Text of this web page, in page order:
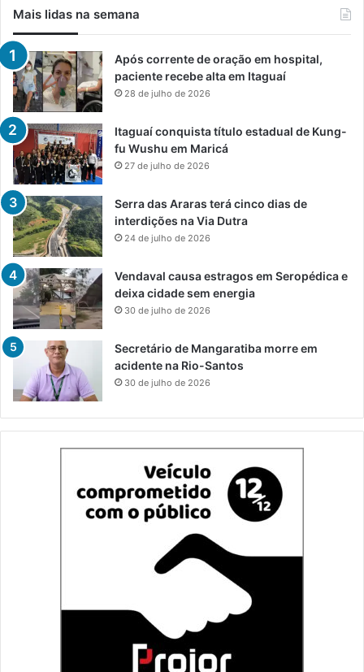
Mais lidas na semana
Após corrente de oração em hospital,
paciente recebe alta em Itaguaí
28 de julho de 2026
Itaguaí conquista título estadual de Kung-
fu Wushu em Maricá
27 de julho de 2026
Serra das Araras terá cinco dias de
interdições na Via Dutra
24 de julho de 2026
Vendaval causa estragos em Seropédica e
deixa cidade sem energia
30 de julho de 2026
Secretário de Mangaratiba morre em
acidente na Rio-Santos
30 de julho de 2026